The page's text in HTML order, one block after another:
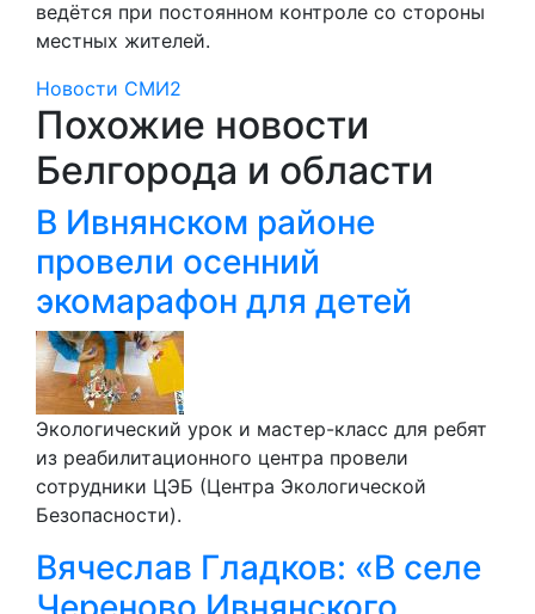
ведётся при постоянном контроле со стороны
местных жителей.
Новости СМИ2
Похожие новости
Белгорода и области
В Ивнянском районе
провели осенний
экомарафон для детей
Экологический урок и мастер-класс для ребят
из реабилитационного центра провели
сотрудники ЦЭБ (Центра Экологической
Безопасности).
Вячеслав Гладков: «В селе